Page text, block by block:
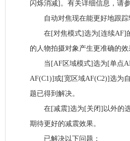
闪烁消减]。有关详细信息，请
自动对焦现在能更好地跟踪
在[对焦模式]选为[连续AF]的
的人物拍摄对象产生更准确的效
当[AF区域模式]选为[单点
AF(C1)]或[宽区域AF(C2)]选为
题已得到解决。
在[减震]选为[关闭]以外的选
期待更好的减震效果。
已解决以下问题：